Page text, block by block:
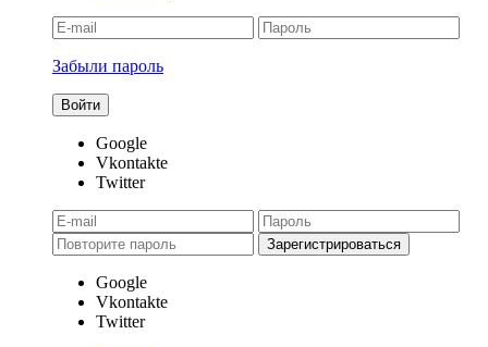
Забыли пароль
Google
Vkontakte
Twitter
Google
Vkontakte
Twitter